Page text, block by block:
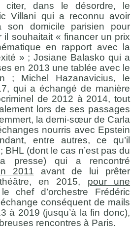
citer, dans le désordre, le
Villani qui a reconnu avoir
son domicile parisien pour
il souhaitait « financer un prix
en rapport avec la
» ; Josiane Balasko qui a
en 2013 une tablée avec le
; Michel Hazanavicius, le
qui a échangé de manière
de 2012 à 2014, tout
lors de ses passages
la demi-sœur de Carla
nourris avec Epstein
entre autres, ce qu’il
BHL (dont le cas n’est pas du
presse) qui a rencontré
2011 avant de lui prêter
en 2015, pour une
chef d’orchestre Frédéric
conséquent de mails
à 2019 (jusqu’à la fin donc),
rencontres à Paris.